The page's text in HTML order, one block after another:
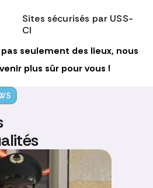
Sites sécurisés par USS-
CI
seulement des lieux, nous
plus sûr pour vous !